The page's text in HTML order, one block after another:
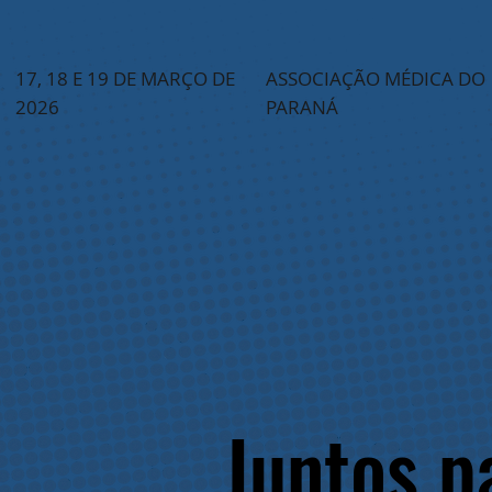
17, 18 E 19 DE MARÇO DE
2026
ASSOCIAÇÃO MÉDICA DO
PARANÁ